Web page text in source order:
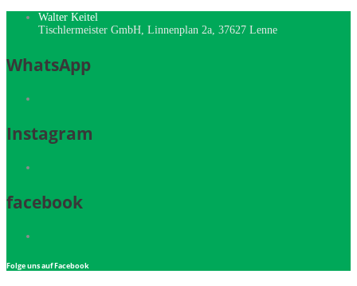
Walter Keitel
Tischlermeister GmbH, Linnenplan 2a, 37627 Lenne
WhatsApp
Instagram
facebook
Folge uns auf Facebook